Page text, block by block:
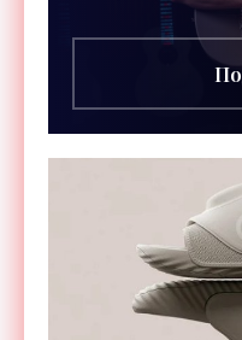
инструментов –